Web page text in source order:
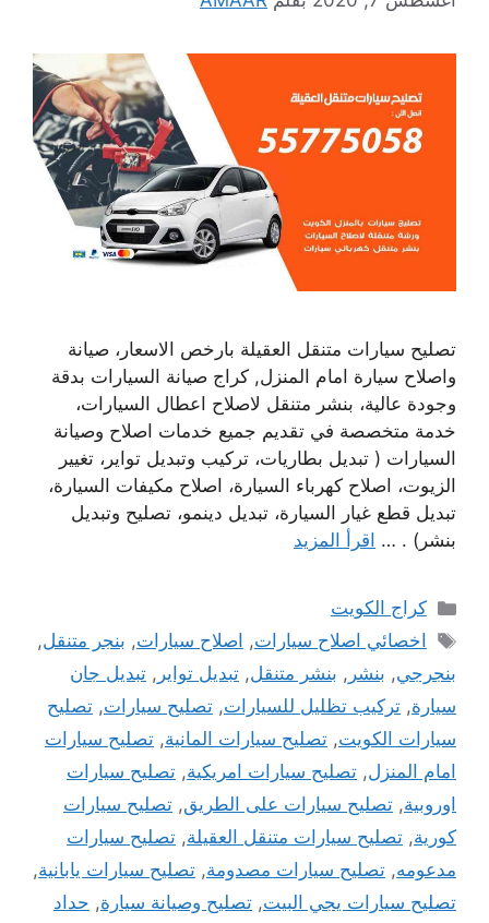
تصليح سيارات متنقل العقيلة بارخص الاسعار، صيانة
واصلاح سيارة امام المنزل, كراج صيانة السيارات بدقة
وجودة عالية، بنشر متنقل لاصلاح اعطال السيارات،
خدمة متخصصة في تقديم جميع خدمات اصلاح وصيانة
السيارات ( تبديل بطاريات، تركيب وتبديل تواير، تغيير
الزيوت، اصلاح كهرباء السيارة، اصلاح مكيفات السيارة،
تبديل قطع غيار السيارة، تبديل دينمو، تصليح وتبديل
بنشر) . … اقرأ المزيد
التصنيفات
كراج الكويت
الوسوم
اخصائي اصلاح سيارات, اصلاح سيارات, بنجر متنقل,
بنجرجي, بنشر , بنشر متنقل, تبديل تواير , تبديل جان
سيارة, تركيب تظليل للسيارات, تصليح سيارات, تصليح
سيارات الكويت, تصليح سيارات المانية, تصليح سيارات
امام المنزل, تصليح سيارات امريكية, تصليح سيارات
اوروبية, تصليح سيارات على الطريق, تصليح سيارات
كورية, تصليح سيارات متنقل العقيلة, تصليح سيارات
مدعومه, تصليح سيارات مصدومة, تصليح سيارات يابانية,
تصليح سيارات يجي البيت, تصليح وصيانة سيارة, حداد